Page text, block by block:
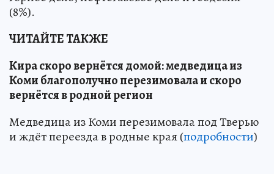
(8%).
ЧИТАЙТЕ ТАКЖЕ
Кира скоро вернётся домой: медведица из
Коми благополучно перезимовала и скоро
вернётся в родной регион
Медведица из Коми перезимовала под Тверью
и ждёт переезда в родные края (подробности)